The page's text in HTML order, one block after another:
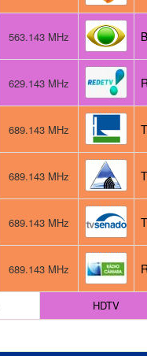
563.143 MHz
629.143 MHz
689.143 MHz
689.143 MHz
689.143 MHz
689.143 MHz
HDTV